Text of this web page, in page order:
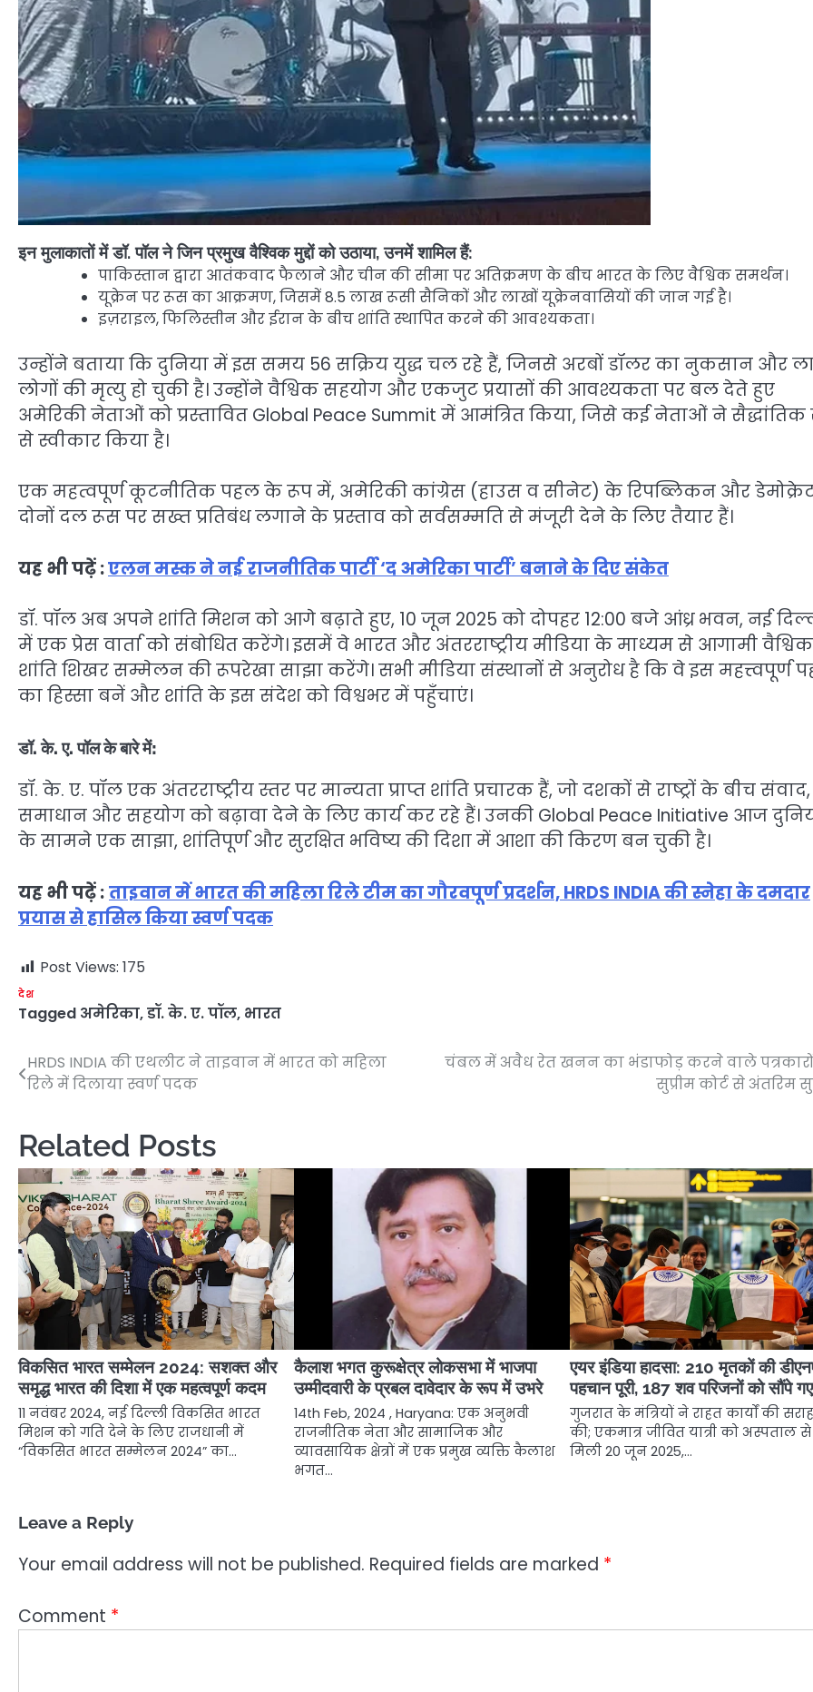
इन मुलाकातों में डॉ. पॉल ने जिन प्रमुख वैश्विक मुद्दों को उठाया, उनमें शामिल हैं:
पाकिस्तान द्वारा आतंकवाद फैलाने और चीन की सीमा पर अतिक्रमण के बीच भारत के लिए वैश्विक समर्थन।
यूक्रेन पर रूस का आक्रमण, जिसमें 8.5 लाख रूसी सैनिकों और लाखों यूक्रेनवासियों की जान गई है।
इज़राइल, फिलिस्तीन और ईरान के बीच शांति स्थापित करने की आवश्यकता।
उन्होंने बताया कि दुनिया में इस समय 56 सक्रिय युद्ध चल रहे हैं, जिनसे अरबों डॉलर का नुकसान और
लोगों की मृत्यु हो चुकी है। उन्होंने वैश्विक सहयोग और एकजुट प्रयासों की आवश्यकता पर बल देते हुए
अमेरिकी नेताओं को प्रस्तावित Global Peace Summit में आमंत्रित किया, जिसे कई नेताओं ने सैद्धांतिक
से स्वीकार किया है।
एक महत्वपूर्ण कूटनीतिक पहल के रूप में, अमेरिकी कांग्रेस (हाउस व सीनेट) के रिपब्लिकन और
दोनों दल रूस पर सख्त प्रतिबंध लगाने के प्रस्ताव को सर्वसम्मति से मंजूरी देने के लिए तैयार हैं।
यह भी पढ़ें :एलन मस्क ने नई राजनीतिक पार्टी ‘द अमेरिका पार्टी’ बनाने के दिए संकेत
डॉ. पॉल अब अपने शांति मिशन को आगे बढ़ाते हुए, 10 जून 2025 को दोपहर 12:00 बजे आंध्र भवन, नई
में एक प्रेस वार्ता को संबोधित करेंगे। इसमें वे भारत और अंतरराष्ट्रीय मीडिया के माध्यम से आगामी वैश्विक
शांति शिखर सम्मेलन की रूपरेखा साझा करेंगे। सभी मीडिया संस्थानों से अनुरोध है कि वे इस महत्त्वपूर्ण
का हिस्सा बनें और शांति के इस संदेश को विश्वभर में पहुँचाएं।
डॉ. के. ए. पॉल के बारे में:
डॉ. के. ए. पॉल एक अंतरराष्ट्रीय स्तर पर मान्यता प्राप्त शांति प्रचारक हैं, जो दशकों से राष्ट्रों के बीच संवाद,
समाधान और सहयोग को बढ़ावा देने के लिए कार्य कर रहे हैं। उनकी Global Peace Initiative आज
के सामने एक साझा, शांतिपूर्ण और सुरक्षित भविष्य की दिशा में आशा की किरण बन चुकी है।
यह भी पढ़ें :ताइवान में भारत की महिला रिले टीम का गौरवपूर्ण प्रदर्शन, HRDS INDIA की स्नेहा के दमदार
प्रयास से हासिल किया स्वर्ण पदक
Post Views: 175
देश
Tagged अमेरिका,डॉ. के. ए. पॉल, भारत
Post
HRDS INDIA की एथलीट ने ताइवान में भारत को महिला
रिले में दिलाया स्वर्ण पदक
चंबल में अवैध रेत खनन का भंडाफोड़ करने वाले
सुप्रीम कोर्ट से अंतरिम
Related Posts
विकसित भारत सम्मेलन 2024: सशक्त और
समृद्ध भारत की दिशा में एक महत्वपूर्ण कदम
11 नवंबर 2024, नई दिल्ली विकसित भारत
मिशन को गति देने के लिए राजधानी में
“विकसित भारत सम्मेलन 2024” का…
कैलाश भगत कुरूक्षेत्र लोकसभा में भाजपा
उम्मीदवारी के प्रबल दावेदार के रूप में उभरे
14th Feb, 2024 , Haryana: एक अनुभवी
राजनीतिक नेता और सामाजिक और
व्यावसायिक क्षेत्रों में एक प्रमुख व्यक्ति कैलाश
भगत…
एयर इंडिया हादसा: 210 मृतकों की
पहचान पूरी, 187 शव परिजनों को सौंपे गए
गुजरात के मंत्रियों ने राहत कार्यों की
की; एकमात्र जीवित यात्री को अस्पताल से
मिली 20 जून 2025,…
Leave a Reply
Your email address will not be published. Required fields are marked *
Comment *